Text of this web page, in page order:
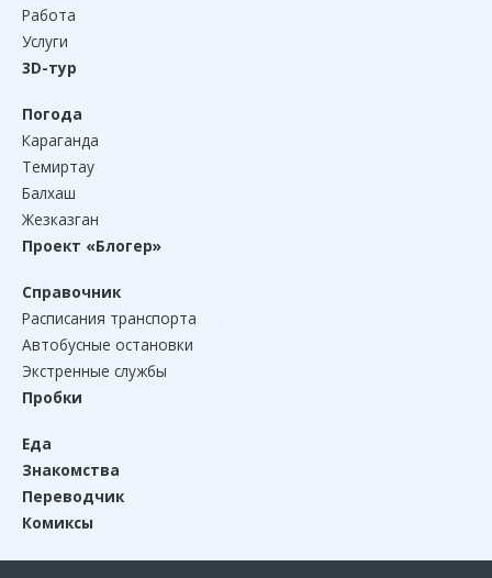
Работа
Услуги
3D-тур
Погода
Караганда
Темиртау
Балхаш
Жезказган
Проект «Блогер»
Справочник
Расписания транспорта
Автобусные остановки
Экстренные службы
Пробки
Еда
Знакомства
Переводчик
Комиксы